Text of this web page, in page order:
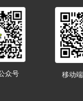
众号 移动